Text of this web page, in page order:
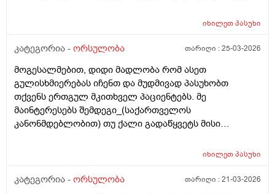
იხილეთპასუხი
კატეგორია - ორსულობა თარიღი :25-03-2026
მოგესალმებით, დიდი მადლობა რომ ასეთ
გულისხმიერებას იჩენთ და მუდმივად პასუხობთ
თქვენს ერთგულ მკითხველ პაციენტებს. მე
მაინტერესებს შემდეგი_(საქართველოს
კანონმდებლობით) თუ ქალი გადაწყვეტს მისი
(კვერცხუჯრედის კრიოპრეზერვაცია) შესაძლებელი?
მნიშვნელოვანი შეკითხვა_თუ, დავუშვათ, საკუთარ
იხილეთპასუხი
კატეგორია - ორსულობა თარიღი :21-03-2026